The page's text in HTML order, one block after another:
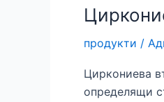
индустриална
употреба
продукти /
Циркониева
определящи